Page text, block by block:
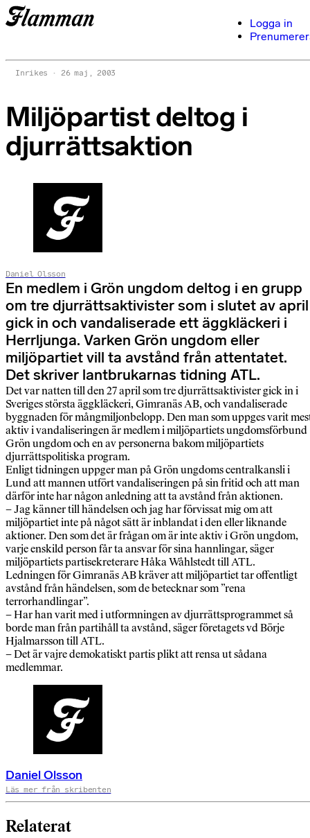
Logga in
Inrikes 26 maj, 2003
Miljöpartist deltog i
djurrättsaktion
Daniel Olsson
En medlem i Grön ungdom deltog i en grupp
om tre djurrättsaktivister som i slutet av april
gick in och vandaliserade ett äggkläckeri i
Herrljunga. Varken Grön ungdom eller
miljöpartiet vill ta avstånd från attentatet.
Det skriver lantbrukarnas tidning ATL.
Det var natten till den 27 april som tre djurrättsaktivister gick in i
Sveriges största äggkläckeri, Gimranäs AB, och vandaliserade
byggnaden för mångmiljonbelopp. Den man som uppges varit
aktiv i vandaliseringen är medlem i miljöpartiets ungdomsförbund
Grön ungdom och en av personerna bakom miljöpartiets
djurrättspolitiska program.
Enligt tidningen uppger man på Grön ungdoms centralkansli i
Lund att mannen utfört vandaliseringen på sin fritid och att man
därför inte har någon anledning att ta avstånd från aktionen.
– Jag känner till händelsen och jag har förvissat mig om att
miljöpartiet inte på något sätt är inblandat i den eller liknande
aktioner. Den som det är frågan om är inte aktiv i Grön ungdom,
varje enskild person får ta ansvar för sina hannlingar, säger
miljöpartiets partisekreterare Håka Wåhlstedt till ATL.
Ledningen för Gimranäs AB kräver att miljöpartiet tar offentligt
avstånd från händelsen, som de betecknar som ”rena
terrorhandlingar”.
– Har han varit med i utformningen av djurrättsprogrammet så
borde man från partihåll ta avstånd, säger företagets vd Börje
Hjalmarsson till ATL.
– Det är vajre demokatiskt partis plikt att rensa ut sådana
medlemmar.
Daniel Olsson
Läs mer från skribenten
Relaterat